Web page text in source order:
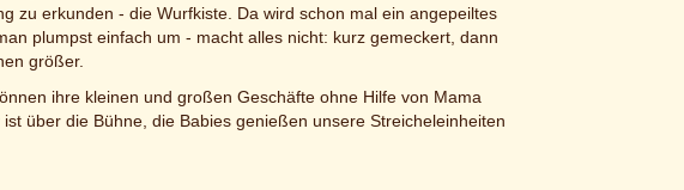
zu erkunden - die Wurfkiste. Da wird schon mal ein angepeiltes
plumpst einfach um - macht alles nicht: kurz gemeckert, dann
größer.
ihre kleinen und großen Geschäfte ohne Hilfe von Mama
über die Bühne, die Babies genießen unsere Streicheleinheiten